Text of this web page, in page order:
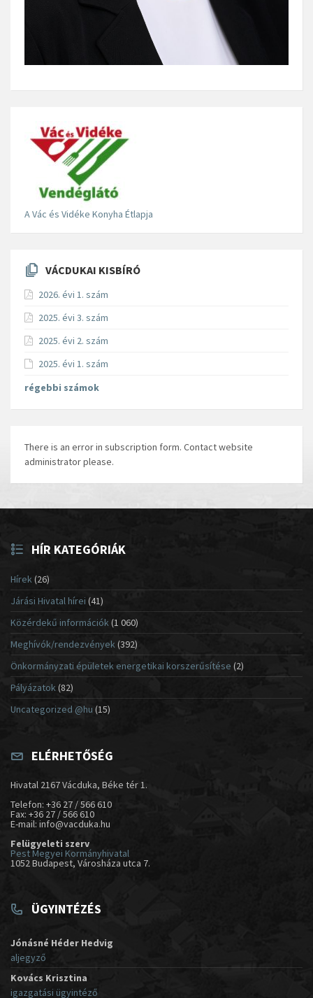
A Vác és Vidéke Konyha Étlapja
VÁCDUKAI KISBÍRÓ
2026. évi 1. szám
2025. évi 3. szám
2025. évi 2. szám
2025. évi 1. szám
régebbi számok
There is an error in subscription form. Contact website
administrator please.
HÍR KATEGÓRIÁK
Hírek(26)
Járási Hivatal hírei (41)
Közérdekű információk(1 060)
Meghívók/rendezvények (392)
Önkormányzati épületek energetikai korszerűsítése (2)
Pályázatok (82)
Uncategorized @hu (15)
ELÉRHETŐSÉG
Hivatal 2167 Vácduka, Béke tér 1.
Telefon: +36 27 / 566 610
Fax: +36 27 / 566 610
E-mail: info@vacduka.hu
Felügyeleti szerv
Pest Megyei Kormányhivatal
1052 Budapest, Városháza utca 7.
ÜGYINTÉZÉS
Jónásné Héder Hedvig
aljegyző
Kovács Krisztina
igazgatási ügyintéző